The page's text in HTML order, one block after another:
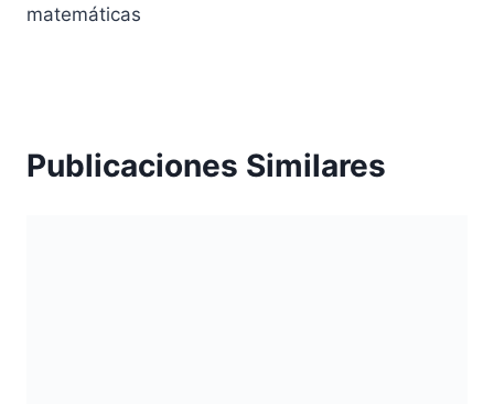
matemáticas
Publicaciones Similares